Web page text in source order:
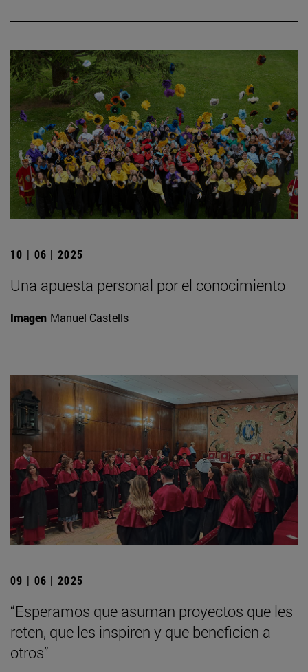
10 | 06 | 2025
Una apuesta personal por el conocimiento
Imagen Manuel Castells
09 | 06 | 2025
“Esperamos que asuman proyectos que les
reten, que les inspiren y que beneficien a
otros”